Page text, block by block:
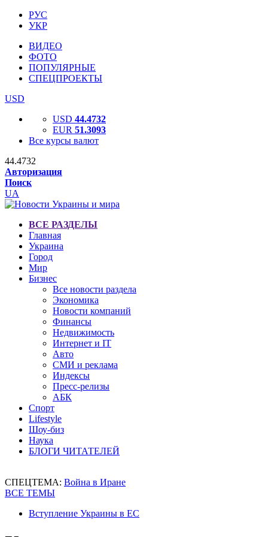
РУС
УКР
ВИДЕО
ФОТО
ПОПУЛЯРНЫЕ
СПЕЦПРОЕКТЫ
USD
USD 44.4732
EUR 51.3093
Все курсы валют
44.4732
Авторизация
Поиск
UA
ВСЕ РАЗДЕЛЫ
Главная
Украина
Город
Мир
Бизнес
Все новости раздела
Экономика
Новости компаний
Финансы
Недвижимость
Интернет и IT
Авто
СМИ и реклама
Индексы
Пресс-релизы
АБК
Спорт
Lifestyle
Шоу-биз
Наука
БЛОГИ ЧИТАТЕЛЕЙ
СПЕЦТЕМА: Война в Иране
ВСЕ ТЕМЫ
Вступление Украины в ЕС